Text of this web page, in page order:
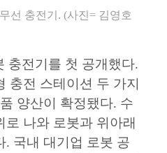
선 충전기. (사진= 김영호
충전기를 첫 공개했다.
충전 스테이션 두 가지
양산이 확정됐다. 수
나와 로봇과 위아래
. 국내 대기업 로봇 공